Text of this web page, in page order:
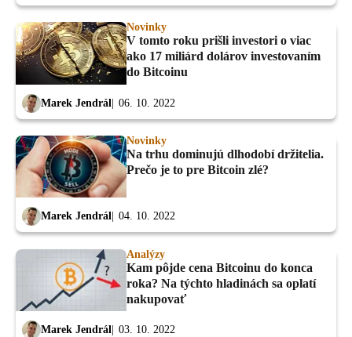
Novinky
V tomto roku prišli investori o viac
ako 17 miliárd dolárov investovaním
do Bitcoinu
Marek Jendrál 06. 10. 2022
Novinky
Na trhu dominujú dlhodobí držitelia.
Prečo je to pre Bitcoin zlé?
Marek Jendrál 04. 10. 2022
Analýzy
Kam pôjde cena Bitcoinu do konca
roka? Na týchto hladinách sa oplatí
nakupovať
Marek Jendrál 03. 10. 2022